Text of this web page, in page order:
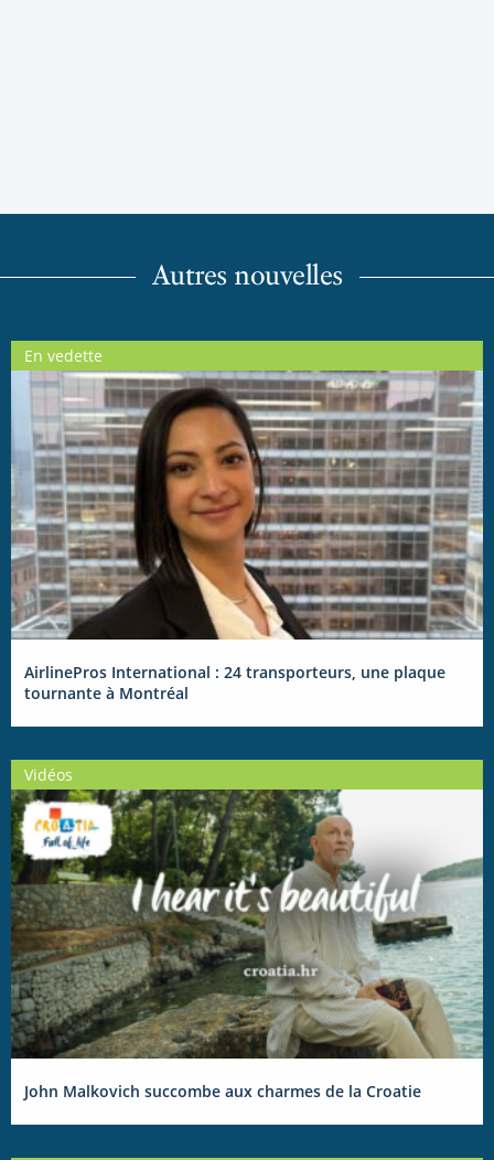
Autres nouvelles
En vedette
AirlinePros International : 24 transporteurs, une plaque
tournante à Montréal
Vidéos
John Malkovich succombe aux charmes de la Croatie